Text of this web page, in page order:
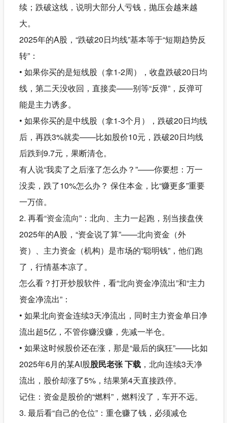
续；跌破这线，说明大部分人亏钱，抛压会越来越
大。
2025年的A股，“跌破20日均线”基本等于“短期趋势反
转”：
• 如果你买的是短线股（拿1-2周），收盘跌破20日均
线，第二天没收回，直接卖——别等“反弹”，反弹可
能是主力诱多。
• 如果你买的是中线股（拿1-3个月），跌破20日均线
后，再跌3%就卖——比如股价10元，跌破20日均线
后跌到9.7元，果断清仓。
有人说“我卖了之后涨了怎么办？”——你要想：万一
没卖，跌了10%怎么办？ 保住本金，比“赚更多”重要
一万倍。
2. 再看“资金流向”：北向、主力一起跑，别当接盘侠
2025年的A股，“资金说了算”——北向资金（外
资）、主力资金（机构）是市场的“聪明钱”，他们跑
了，行情基本凉了。
怎么看？打开炒股软件，看“北向资金净流出”和“主力
资金净流出”：
• 如果北向资金连续3天净流出，同时主力资金单日净
流出超5亿，不管你赚没赚，先减一半仓。
• 如果这时候股价还在涨，那是“最后的疯狂”——比如
2025年6月的某AI股股民老张 下载，北向连续3天净
流出，股价却涨了5%，结果第4天直接跌停。
记住：资金是股价的“燃料”，燃料没了，车开不远。
3. 最后看“自己的仓位”：重仓赚了钱，必须减仓